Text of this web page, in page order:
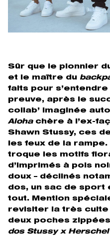
Sûr que le pionnier
et le maître du
faits pour
preuve, après le
collab’ imaginée
Alohachère à l’ex-
Shawn Stussy, ces
les feux de la
troque les motifs
d’imprimés à pois
doux – déclinés
dos, un sac de sport
tout. Mention
revisiter la très culte
deux poches
dos Stussy x Herschel